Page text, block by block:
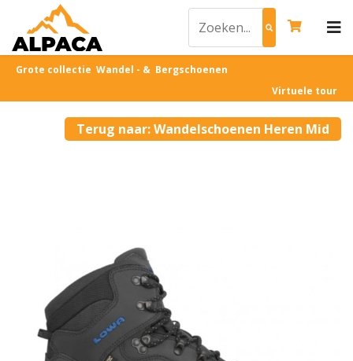
Grote collectie Wandel - & Bergschoenen
Virtuele tour
Terug naar: Wandelschoenen Heren Mid